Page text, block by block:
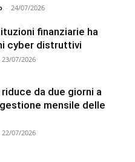
- 24/07/2026
finanziarie ha
cyber distruttivi
23/07/2026
da due giorni a
mensile delle
22/07/2026